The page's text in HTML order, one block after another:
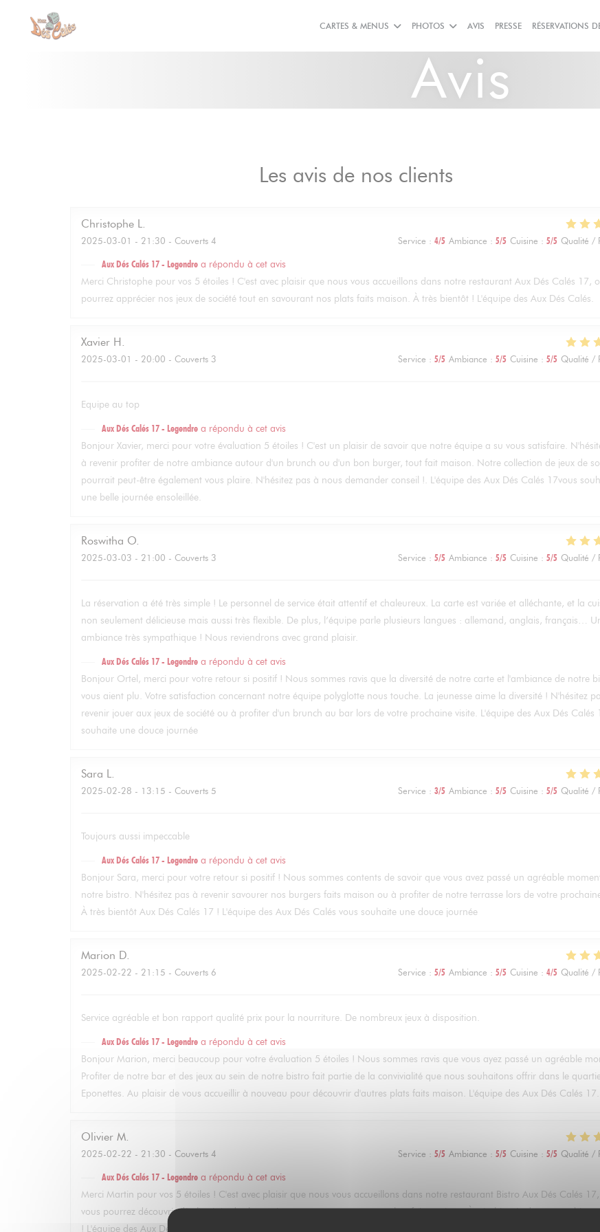
Personnalisation de vos choix en matière de cookies
CARTES & MENUS PHOTOS AVIS PRESSE RÉSERVATIONS
Avis
Les avis de nos clients
Christophe L
2025-03-01 - 21:30 - Couverts 4 Service : 4/5 Ambiance : 5/5 Cuisine : 5/5 Qualité /
Aux Dés Calés 17 - Legendre a répondu à cet avis
Merci Christophe pour vos 5 étoiles ! C'est avec plaisir que nous vous accueillons dans notre restaurant Aux Dés Calés 17,
pourrez apprécier nos jeux de société tout en savourant nos plats faits maison. À très bientôt ! L'équipe des Aux Dés Calés.
Xavier H
2025-03-01 - 20:00 - Couverts 3 Service : 5/5 Ambiance : 5/5 Cuisine : 5/5 Qualité /
Equipe au top
Aux Dés Calés 17 - Legendre a répondu à cet avis
Bonjour Xavier, merci pour votre évaluation 5 étoiles ! C'est un plaisir de savoir que notre équipe a su vous satisfaire.
à revenir profiter de notre ambiance autour d'un brunch ou d'un bon burger, tout fait maison. Notre collection de jeux de
pourrait peut-être également vous plaire. N'hésitez pas à nous demander conseil !. L'équipe des Aux Dés Calés 17vous
une belle journée ensoleillée.
Roswitha O
2025-03-03 - 21:00 - Couverts 3 Service : 5/5 Ambiance : 5/5 Cuisine : 5/5 Qualité /
La réservation a été très simple ! Le personnel de service était attentif et chaleureux. La carte est variée et alléchante, et la
non seulement délicieuse mais aussi très flexible. De plus, l’équipe parle plusieurs langues : allemand, anglais, français…
ambiance très sympathique ! Nous reviendrons avec grand plaisir.
Aux Dés Calés 17 - Legendre a répondu à cet avis
Bonjour Ortel, merci pour votre retour si positif ! Nous sommes ravis que la diversité de notre carte et l'ambiance de notre
vous aient plu. Votre satisfaction concernant notre équipe polyglotte nous touche. La jeunesse aime la diversité ! N'hésitez
revenir jouer aux jeux de société ou à profiter d'un brunch au bar lors de votre prochaine visite. L'équipe des Aux Dés Calés
souhaite une douce journée
Sara L
2025-02-28 - 13:15 - Couverts 5 Service : 3/5 Ambiance : 5/5 Cuisine : 5/5 Qualité /
Toujours aussi impeccable
Aux Dés Calés 17 - Legendre a répondu à cet avis
Bonjour Sara, merci pour votre retour si positif ! Nous sommes contents de savoir que vous avez passé un agréable
notre bistro. N'hésitez pas à revenir savourer nos burgers faits maison ou à profiter de notre terrasse lors de votre
À très bientôt Aux Dés Calés 17 ! L'équipe des Aux Dés Calés vous souhaite une douce journée
Marion D
2025-02-22 - 21:15 - Couverts 6 Service : 5/5 Ambiance : 5/5 Cuisine : 4/5 Qualité /
Service agréable et bon rapport qualité prix pour la nourriture. De nombreux jeux à disposition.
Aux Dés Calés 17 - Legendre a répondu à cet avis
Bonjour Marion, merci beaucoup pour votre évaluation 5 étoiles ! Nous sommes ravis que vous ayez passé un agréable
Profiter de notre bar et des jeux au sein de notre bistro fait partie de la convivialité que nous souhaitons offrir dans le
Eponettes. Au plaisir de vous accueillir à nouveau pour découvrir d'autres plats faits maison. L'équipe des Aux Dés Calés 17.
Olivier M
2025-02-22 - 21:30 - Couverts 4 Service : 5/5 Ambiance : 5/5 Cuisine : 5/5 Qualité /
Aux Dés Calés 17 - Legendre a répondu à cet avis
Merci Martin pour vos 5 étoiles ! C'est avec plaisir que nous vous accueillons dans notre restaurant Bistro Aux Dés Calés
vous pourrez découvrir dès l'arrivée des beaux jours notre terrasse et nos plats faits maison. À très bientôt dans notre bistro
! L'équipe des Aux Dés Calés.